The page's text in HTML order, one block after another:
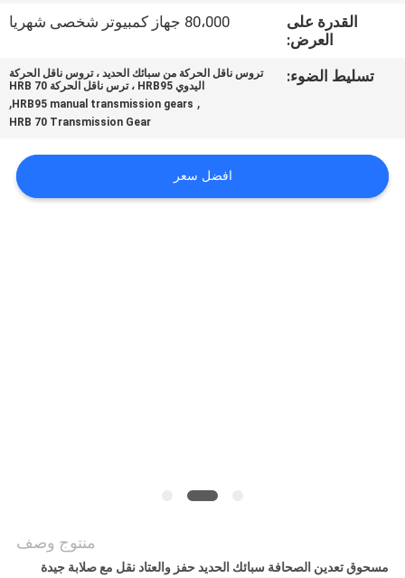
اتصل
خريطة
القدرة على
العرض:
80،000 جهاز كمبيوتر شخصى شهريا
تسليط الضوء:
تروس ناقل الحركة من سبائك الحديد ، تروس ناقل الحركة
اليدوي HRB95 ، ترس ناقل الحركة HRB 70
,
HRB95 manual transmission gears
,
HRB 70 Transmission Gear
افضل سعر
منتوج وصف
مسحوق تعدين الصحافة سبائك الحديد حفز والعتاد نقل مع صلابة جيدة